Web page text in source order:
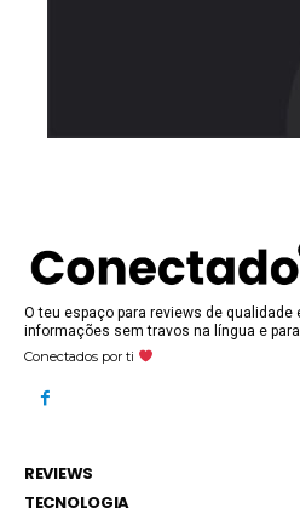
O teu espaço para reviews de qualidade
informações sem travos na língua e
Conectados por ti
REVIEWS
TECNOLOGIA